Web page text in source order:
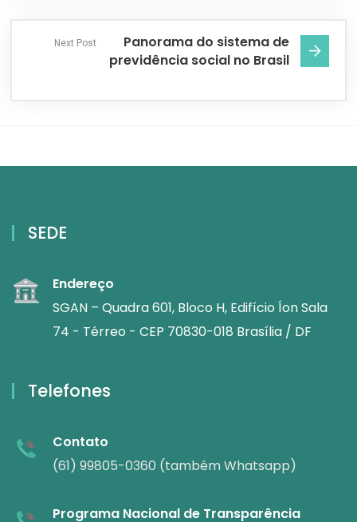
Next Post
Panorama do sistema de
previdência social no Brasil
SEDE
Endereço
SGAN – Quadra 601, Bloco H, Edifício Íon Sala
74 - Térreo - CEP 70830-018 Brasília / DF
Telefones
Contato
(61) 99805-0360 (também Whatsapp)
Programa Nacional de Transparência